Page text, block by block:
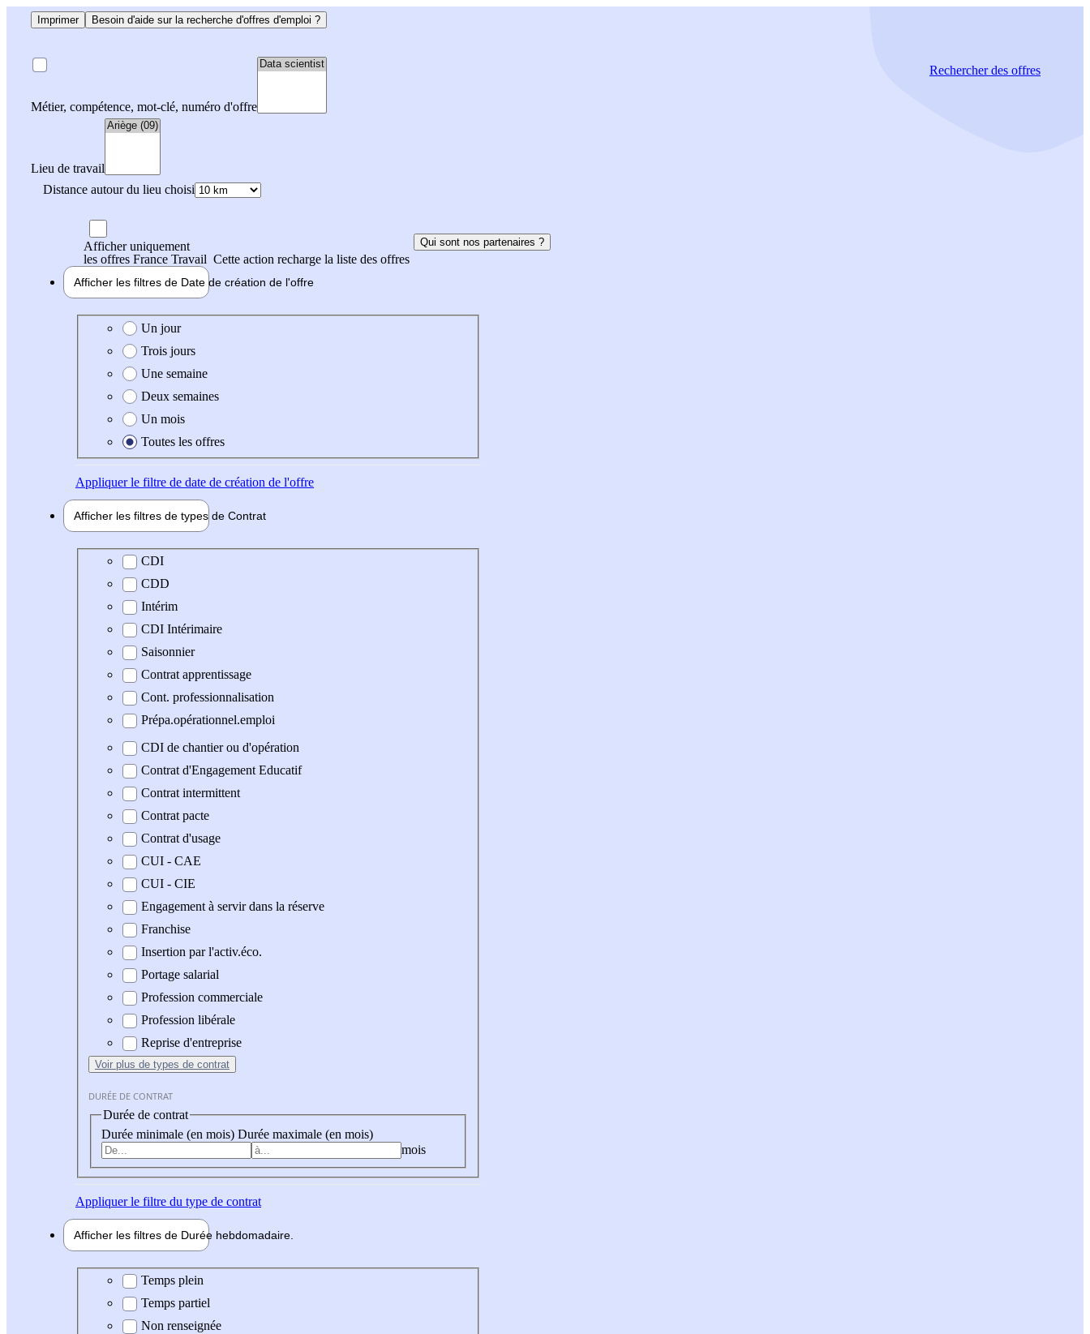
Imprimer Besoin d'aide sur la recherche d'offres d'emploi ?
Métier, compétence, mot-clé, numéro d'offre
Lieu de travail
Distance autour du lieu choisi
Rechercherdes offres
Afficher uniquement
les offres France Travail Cette action recharge la liste des offres
Qui sont nos partenaires ?
Afficher les filtres de Date de création de l'offre
Date de création de l'offre
Un jour
Trois jours
Une semaine
Deux semaines
Un mois
Toutes les offres
Appliquerle filtre de date de création de l'offre
Afficher les filtres de types de Contrat
Type de contrat
CDI
CDD
Intérim
CDI Intérimaire
Saisonnier
Contrat apprentissage
Cont. professionnalisation
Prépa.opérationnel.emploi
CDI de chantier ou d'opération
Contrat d'Engagement Educatif
Contrat intermittent
Contrat pacte
Contrat d'usage
CUI - CAE
CUI - CIE
Engagement à servir dans la réserve
Franchise
Insertion par l'activ.éco.
Portage salarial
Profession commerciale
Profession libérale
Reprise d'entreprise
Voir plus de types de contrat
DURÉE DE CONTRAT
Durée de contrat
Durée minimale (en mois) Durée maximale (en mois)
mois
Appliquerle filtre du type de contrat
Afficher les filtres de Durée hebdomadaire
Durée hebdomadaire
Temps plein
Temps partiel
Non renseignée